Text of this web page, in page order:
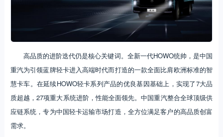
高品质的进阶迭代仍是核心关键词。全新一代HOWO统帅，是中国
重汽为引领蓝牌轻卡进入高端时代而打造的一款全面比肩欧洲标准的智
慧卡车。在延续HOWO轻卡系列产品的优良基因基础上，实现了7大品
质超越，27项重大系统进阶，性能全面领先。中国重汽整合全球顶级供
应链系统，专为中国轻卡运输市场打造，全方位满足客户的高品质创富
需求。